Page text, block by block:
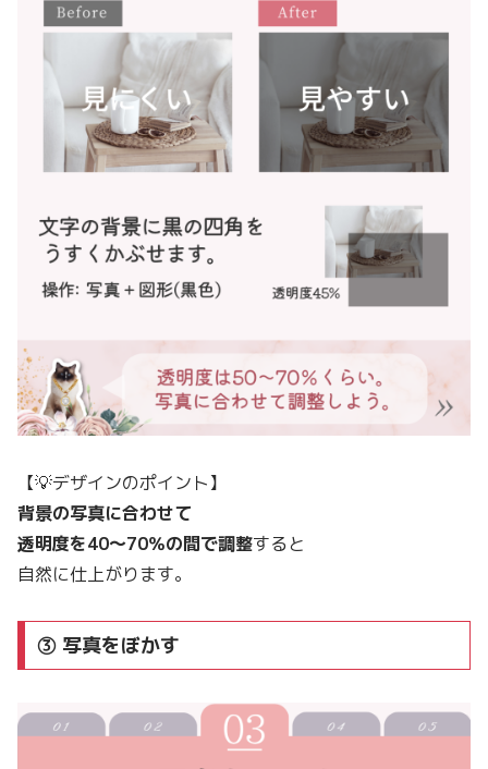
【💡デザインのポイント】
背景の写真に合わせて
透明度を40〜70％の間で調整すると
自然に仕上がります。
③ 写真をぼかす